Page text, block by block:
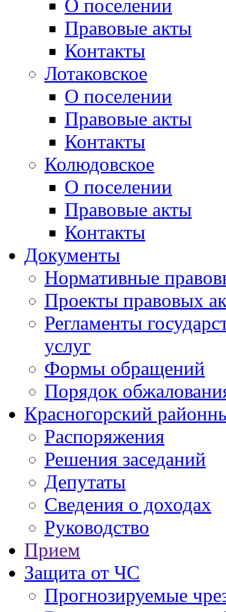
О поселении
Правовые акты
Контакты
Лотаковское
О поселении
Правовые акты
Контакты
Колюдовское
О поселении
Правовые акты
Контакты
Документы
Нормативные
Проекты правовых
Регламенты
услуг
Формы обращений
Порядок
Красногорский
Распоряжения
Решения заседаний
Депутаты
Сведения о доходах
Руководство
Прием
Защита от ЧС
Прогнозируемые